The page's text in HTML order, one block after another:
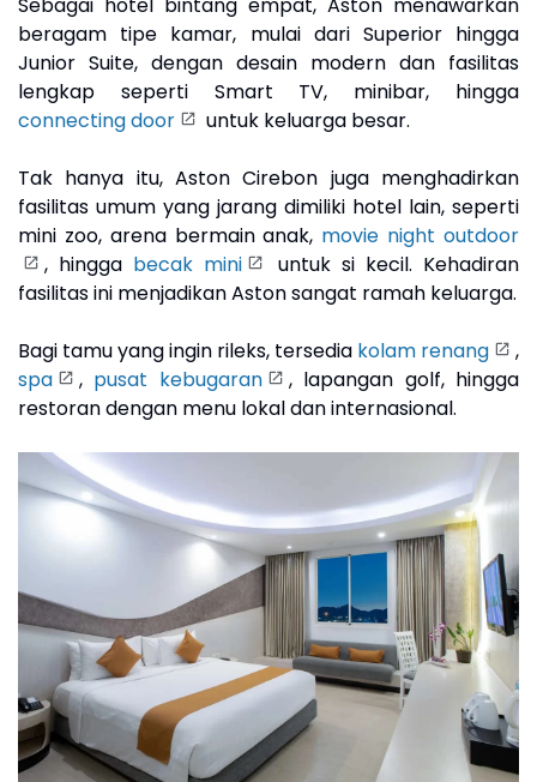
Sebagai hotel bintang empat, Aston menawarkan
beragam tipe kamar, mulai dari Superior hingga
Junior Suite, dengan desain modern dan fasilitas
lengkap seperti Smart TV, minibar, hingga
connecting door
untuk keluarga besar.
Tak hanya itu, Aston Cirebon juga menghadirkan
fasilitas umum yang jarang dimiliki hotel lain, seperti
mini zoo, arena bermain anak, movie night outdoor
, hingga becak mini
untuk si kecil. Kehadiran
fasilitas ini menjadikan Aston sangat ramah keluarga.
Bagi tamu yang ingin rileks, tersedia kolam renang
,
spa
, pusat kebugaran
, lapangan golf, hingga
restoran dengan menu lokal dan internasional.